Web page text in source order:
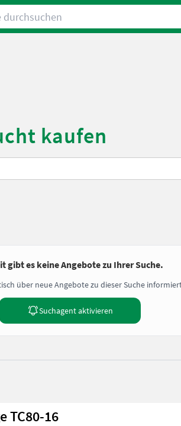
kaufen
gibt es keine Angebote zu Ihrer Suche.
über neue Angebote zu dieser Suche
Suchagent aktivieren
TC80-16